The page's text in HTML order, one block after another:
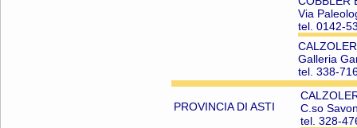
Via
tel. 0142-
Galleria
tel. 338-
PROVINCIA DI ASTI
C.so
tel. 328-